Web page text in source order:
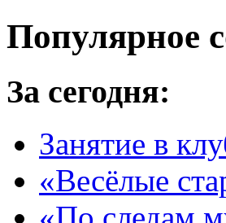
Популярное
За сегодня:
Занятие в
«Весёлые